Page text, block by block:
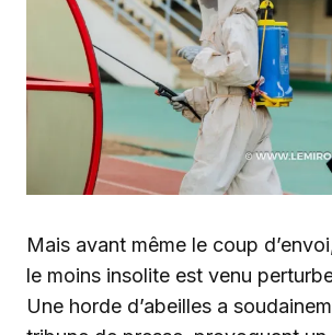
Mais avant même le coup
le moins insolite est venu
Une horde d’abeilles a